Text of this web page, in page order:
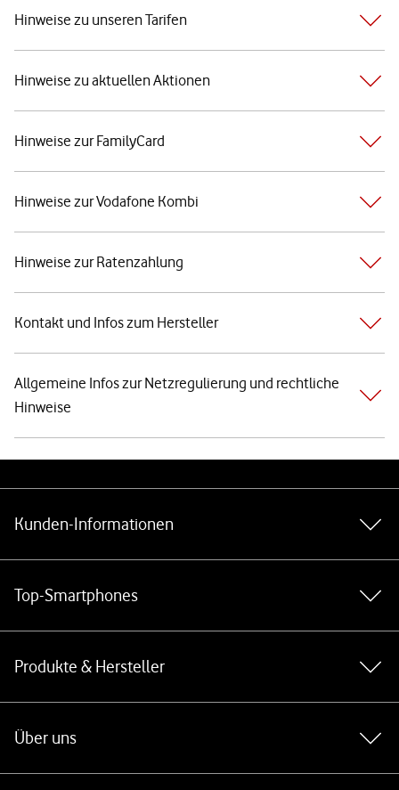
Hinweise zu unseren Tarifen
Hinweise zu aktuellen Aktionen
Hinweise zur FamilyCard
Hinweise zur Vodafone Kombi
Hinweise zur Ratenzahlung
Kontakt und Infos zum Hersteller
Allgemeine Infos zur Netzregulierung und rechtliche
Hinweise
Kunden-Informationen
Top-Smartphones
Produkte & Hersteller
Über uns